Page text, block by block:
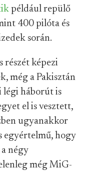
például repülő
400 pilóta és
során.
részét képezi
még a Pakisztán
légi háborút is
el is vesztett,
ugyanakkor
egyértelmű, hogy
négy
még MiG-